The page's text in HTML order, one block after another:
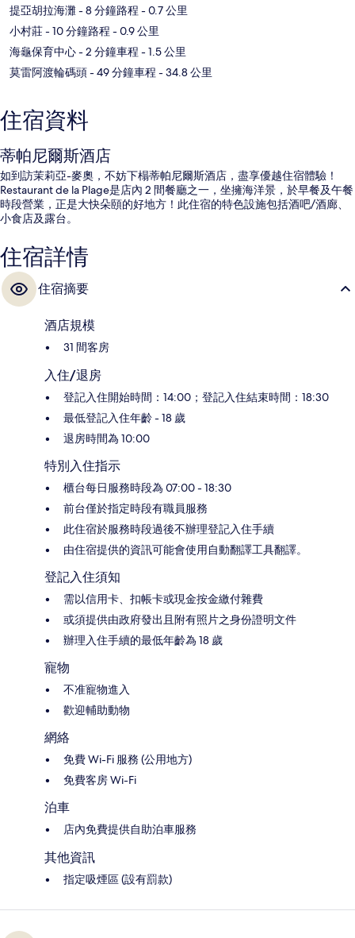
提亞胡拉海灘- 8 分鐘路程 - 0.7 公里
小村莊- 10 分鐘路程 - 0.9 公里
海龜保育中心- 2 分鐘車程 - 1.5 公里
莫雷阿渡輪碼頭- 49 分鐘車程 - 34.8 公里
住宿資料
蒂帕尼爾斯酒店
如到訪茉莉亞-麥奧，不妨下榻蒂帕尼爾斯酒店，盡享優越住宿體驗！
Restaurant de la Plage是店內 2 間餐廳之一，坐擁海洋景，於早餐及午餐
時段營業，正是大快朵頤的好地方！此住宿的特色設施包括酒吧/酒廊、
小食店及露台。
住宿詳情
住宿摘要
酒店規模
31 間客房
入住/退房
登記入住開始時間：14:00；登記入住結束時間：18:30
最低登記入住年齡 - 18 歲
退房時間為 10:00
特別入住指示
櫃台每日服務時段為 07:00 - 18:30
前台僅於指定時段有職員服務
此住宿於服務時段過後不辦理登記入住手續
由住宿提供的資訊可能會使用自動翻譯工具翻譯。
登記入住須知
需以信用卡、扣帳卡或現金按金繳付雜費
或須提供由政府發出且附有照片之身份證明文件
辦理入住手續的最低年齡為 18 歲
寵物
不准寵物進入
歡迎輔助動物
網絡
免費 Wi-Fi 服務 (公用地方)
免費客房 Wi-Fi
泊車
店內免費提供自助泊車服務
其他資訊
指定吸煙區 (設有罰款)